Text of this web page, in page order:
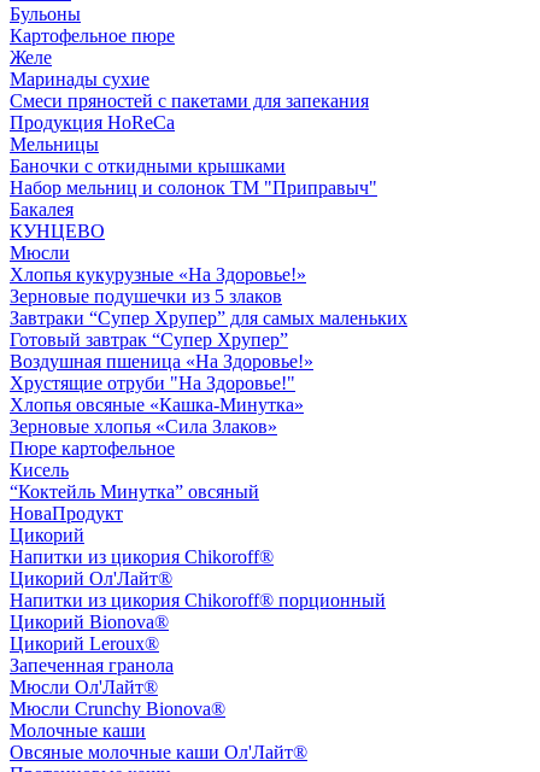
Бульоны
Картофельное пюре
Желе
Маринады сухие
Смеси пряностей с пакетами для запекания
Продукция HoReCa
Мельницы
Баночки с откидными крышками
Набор мельниц и солонок ТМ "Приправыч"
Бакалея
КУНЦЕВО
Мюсли
Хлопья кукурузные «На Здоровье!»
Зерновые подушечки из 5 злаков
Завтраки “Супер Хрупер” для самых маленьких
Готовый завтрак “Супер Хрупер”
Воздушная пшеница «На Здоровье!»
Хрустящие отруби "На Здоровье!"
Хлопья овсяные «Кашка-Минутка»
Зерновые хлопья «Сила Злаков»
Пюре картофельное
Кисель
“Коктейль Минутка” овсяный
НоваПродукт
Цикорий
Напитки из цикория Chikoroff®
Цикорий Ол'Лайт®
Напитки из цикория Chikoroff® порционный
Цикорий Bionova®
Цикорий Leroux®
Запеченная гранола
Мюсли Ол'Лайт®
Мюсли Crunchy Bionova®
Молочные каши
Овсяные молочные каши Ол'Лайт®